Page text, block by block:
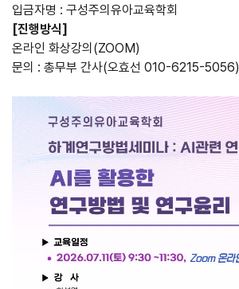
입금자명 : 구성주의유아교육학회
[진행방식]
온라인 화상강의(ZOOM)
문의 : 총무부 간사(오효선 010-6215-5056)